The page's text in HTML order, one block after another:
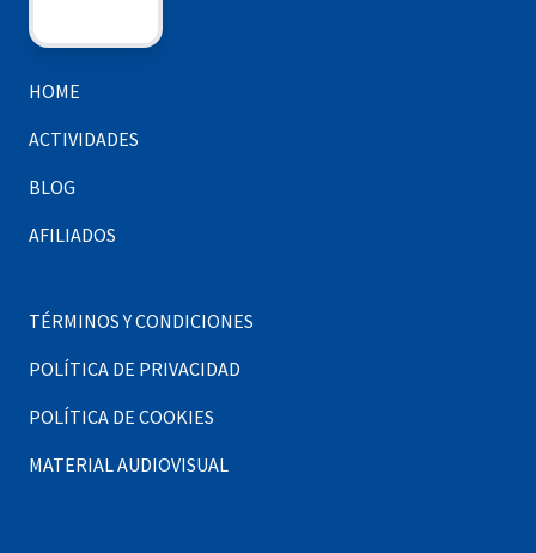
HOME
ACTIVIDADES
BLOG
AFILIADOS
TÉRMINOS Y CONDICIONES
POLÍTICA DE PRIVACIDAD
POLÍTICA DE COOKIES
MATERIAL AUDIOVISUAL